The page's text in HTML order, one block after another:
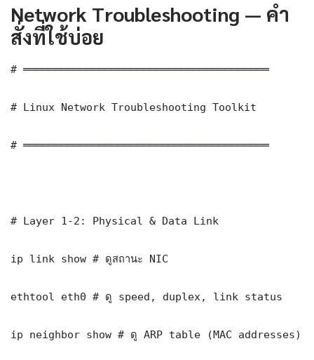
Network Troubleshooting — คำ
สั่งที่ใช้บ่อย
# ═══════════════════════════════════════
# Linux Network Troubleshooting Toolkit
# ═══════════════════════════════════════
# Layer 1-2: Physical & Data Link
ip link show # ดูสถานะ NIC
ethtool eth0 # ดู speed, duplex, link status
ip neighbor show # ดู ARP table (MAC addresses)